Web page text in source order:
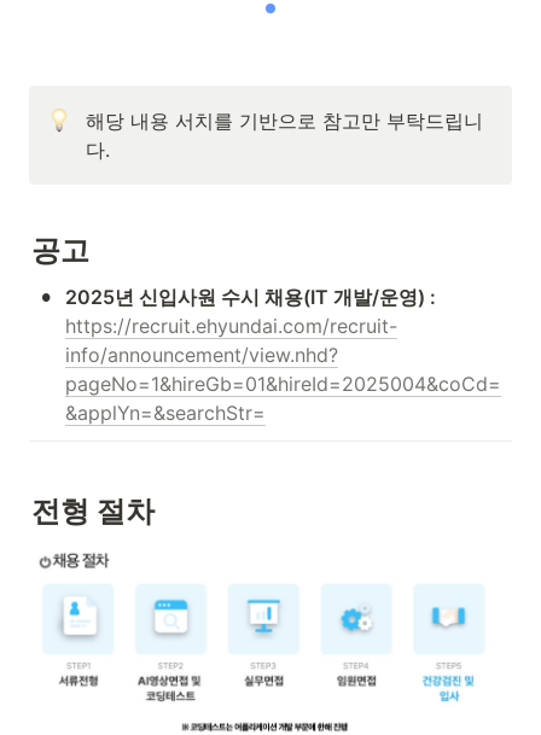
해당 내용 서치를 기반으로 참고만 부탁드립니
다.
공고
•
https://recruit.ehyundai.com/recruit-
info/announcement/view.nhd?
pageNo=1&hireGb=01&hireId=2025004&coCd=
&applYn=&searchStr=
전형 절차